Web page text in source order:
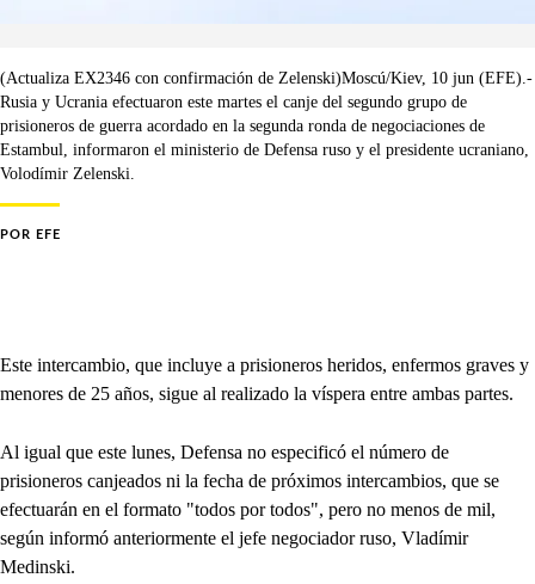
(Actualiza EX2346 con confirmación de Zelenski)Moscú/Kiev, 10 jun (EFE).-
Rusia y Ucrania efectuaron este martes el canje del segundo grupo de
prisioneros de guerra acordado en la segunda ronda de negociaciones de
Estambul, informaron el ministerio de Defensa ruso y el presidente ucraniano,
Volodímir Zelenski.
POR EFE
Este intercambio, que incluye a prisioneros heridos, enfermos graves y
menores de 25 años, sigue al realizado la víspera entre ambas partes.
Al igual que este lunes, Defensa no especificó el número de
prisioneros canjeados ni la fecha de próximos intercambios, que se
efectuarán en el formato "todos por todos", pero no menos de mil,
según informó anteriormente el jefe negociador ruso, Vladímir
Medinski.